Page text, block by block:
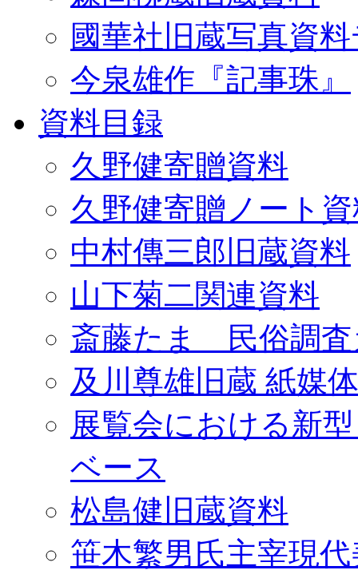
國華社旧蔵写真資
今泉雄作『記事珠』
資料目録
久野健寄贈資料
久野健寄贈ノート
中村傳三郎旧蔵資料
山下菊二関連資料
斎藤たま 民俗調査
及川尊雄旧蔵 紙媒
展覧会における新
ベース
松島健旧蔵資料
笹木繁男氏主宰現